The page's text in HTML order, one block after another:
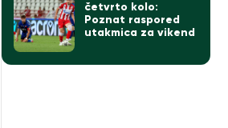
četvrto kolo:
Poznat raspored
utakmica za vikend